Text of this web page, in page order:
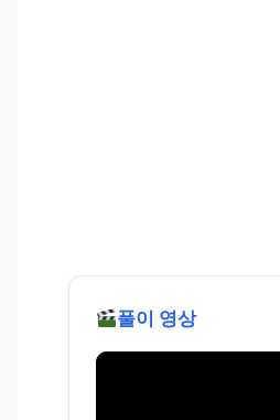
풀이 영상